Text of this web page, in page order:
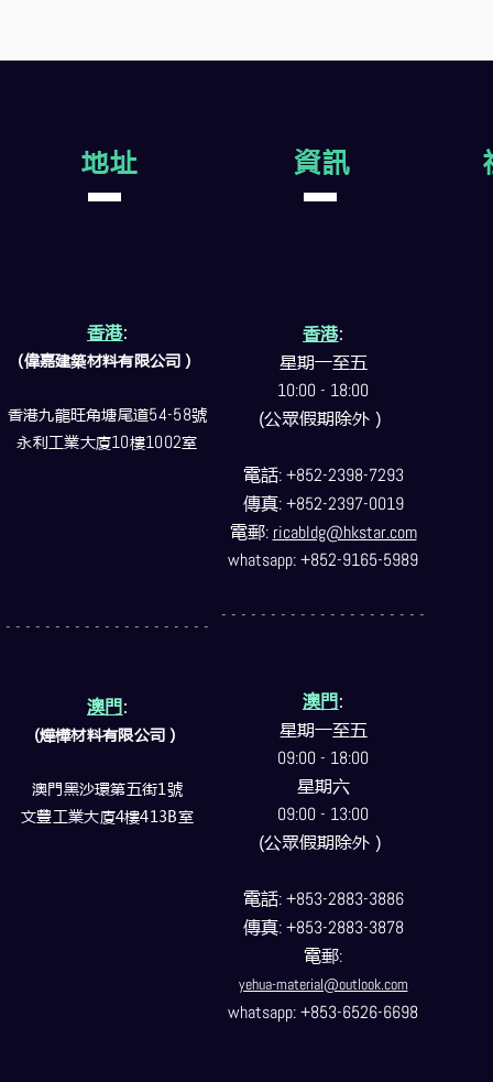
地址
香港:
(偉嘉建築材料有限公司）
香港九龍旺角塘尾道54-58號
永利工業大廈10樓1002室
- - - - - - - - - - - - - - - - - - - - -
澳門:
(燁樺材料有限公司）
澳門黑沙環第五街1號
文豐工業大廈4樓413B室
資訊
香港:
星期一至五
10:00 - 18:00
(公眾假期除外）
電話: +852-2398-7293
傳真: +852-2397-0019
電郵: ricabldg@hkstar.com
whatsapp: +852-9165-5989
- - - - - - - - - - - - - - - - - - - - -
澳門:
星期一至五
09:00 - 18:00
星期六
09:00 - 13:00
(公眾假期除外）
電話: +853-2883-3886
傳真: +853-2883-3878
電郵:
yehua-material@outlook.com
whatsapp: +853-6526-6698